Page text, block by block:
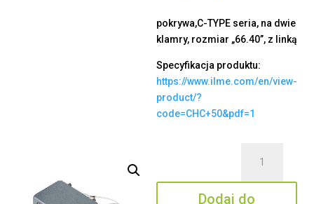
pokrywa,C-TYPE seria, na dwie
klamry, rozmiar „66.40”, z linką
Specyfikacja produktu:
https://www.ilme.com/en/view-
product/?
code=CHC+50&pdf=1
50
Dodaj do